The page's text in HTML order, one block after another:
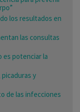
los resultados en
las consultas
es potenciar la
y
de las infecciones